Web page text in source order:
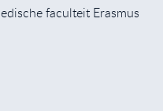
faculteit Erasmus